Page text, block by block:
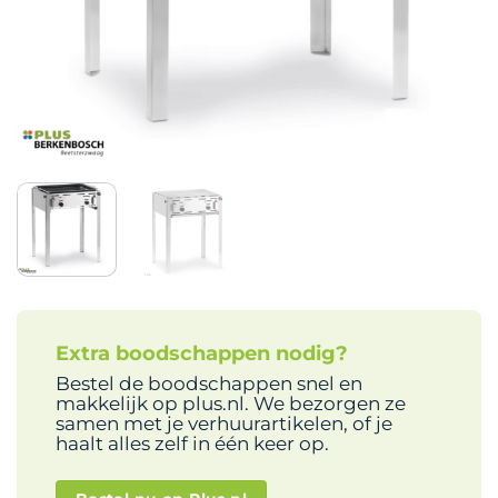
Extra boodschappen nodig?
Bestel de boodschappen snel en
makkelijk op plus.nl. We bezorgen ze
samen met je verhuurartikelen, of je
haalt alles zelf in één keer op.